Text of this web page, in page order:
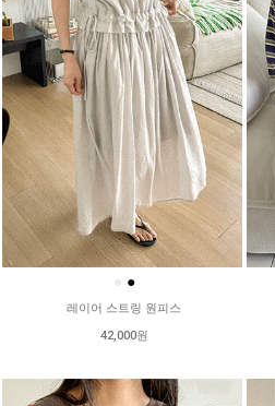
● ●
레이어 스트링 원피스
42,000원